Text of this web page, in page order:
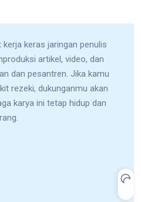
keras jaringan penulis
artikel, video, dan
dan pesantren. Jika kamu
rezeki, dukunganmu akan
karya ini tetap hidup dan